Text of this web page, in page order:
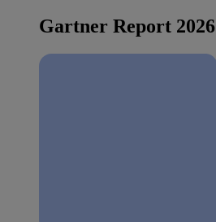
Gartner Report 2026